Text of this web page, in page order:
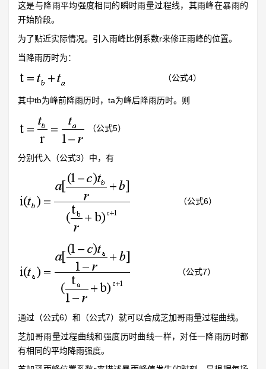
这是与降雨平均强度相同的瞬时雨量过程线，其雨峰在暴雨的
开始阶段。
为了贴近实际情况。引入雨峰比例系数r来修正雨峰的位置。
当降雨历时为：
（公式4）
其中tb为峰前降雨历时，ta为峰后降雨历时。则
（公式5）
分别代入（公式3）中，有
（公式6）
（公式7）
通过（公式6）和（公式7）就可以合成芝加哥雨量过程曲线。
芝加哥雨量过程曲线和强度历时曲线一样，对任一降雨历时都
有相同的平均降雨强度。